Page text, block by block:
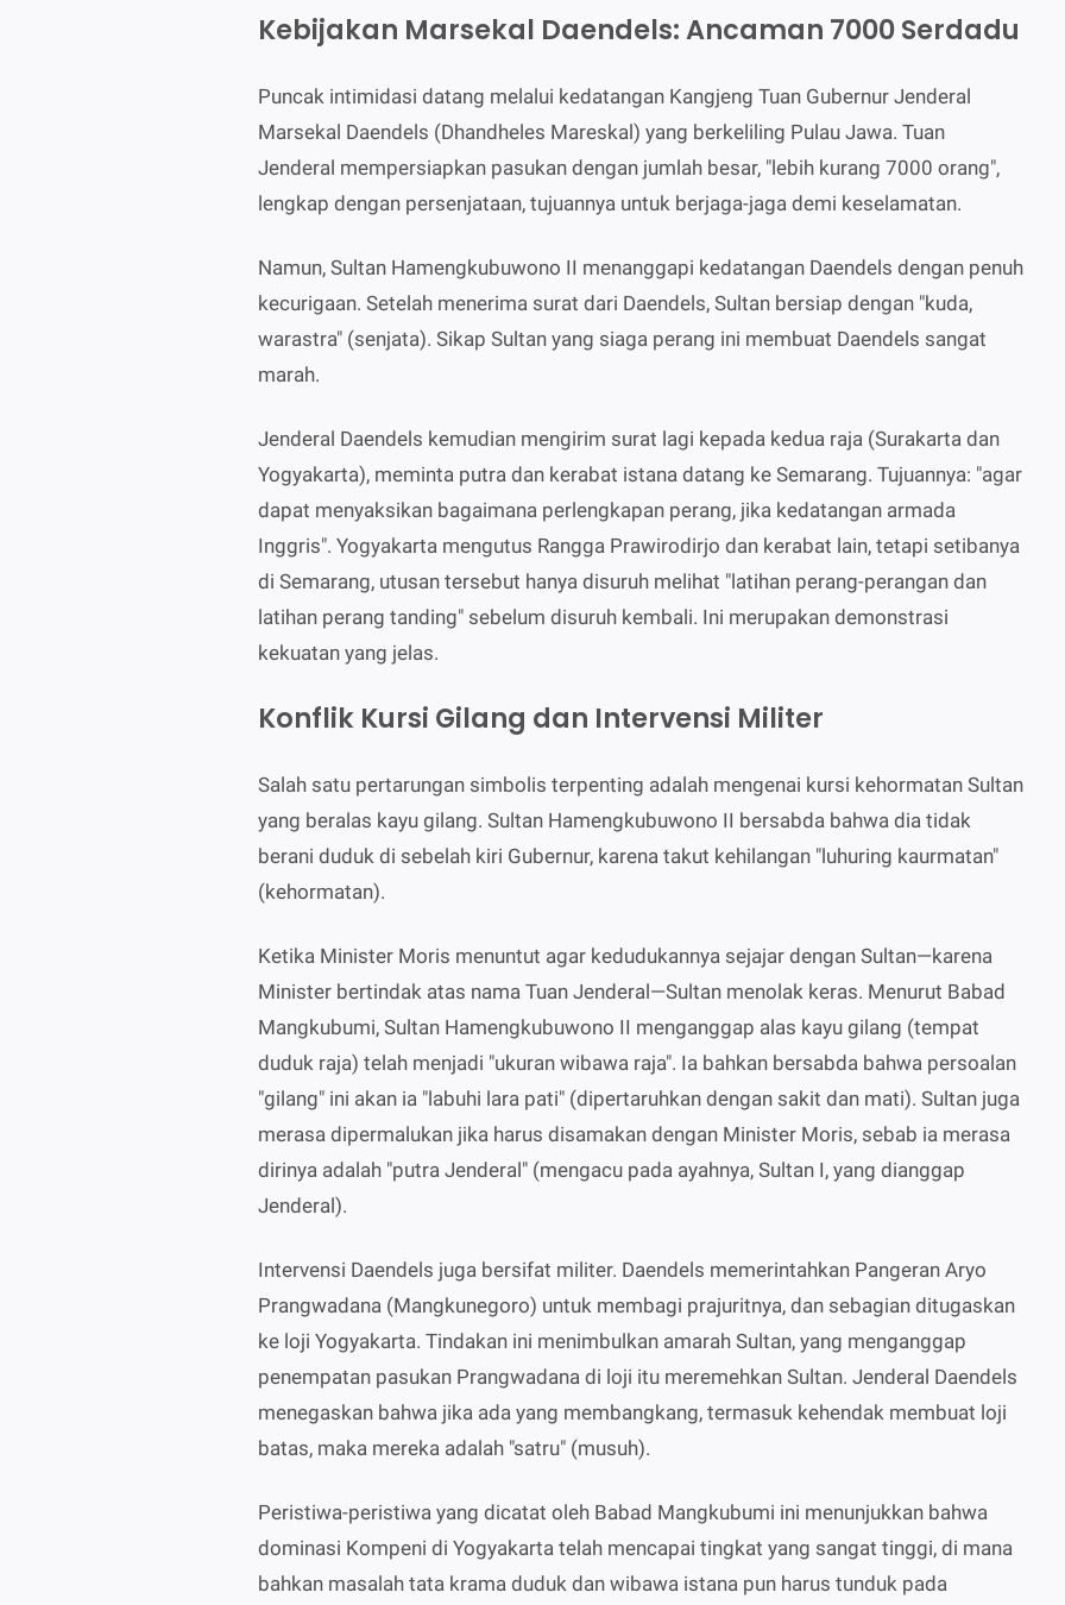
Kebijakan Marsekal Daendels: Ancaman 7000 Serdadu
Puncak intimidasi datang melalui kedatangan Kangjeng Tuan Gubernur Jenderal
Marsekal Daendels (Dhandheles Mareskal) yang berkeliling Pulau Jawa. Tuan
Jenderal mempersiapkan pasukan dengan jumlah besar, "lebih kurang 7000 orang",
lengkap dengan persenjataan, tujuannya untuk berjaga-jaga demi keselamatan.
Namun, Sultan Hamengkubuwono II menanggapi kedatangan Daendels dengan penuh
kecurigaan. Setelah menerima surat dari Daendels, Sultan bersiap dengan "kuda,
warastra" (senjata). Sikap Sultan yang siaga perang ini membuat Daendels sangat
marah.
Jenderal Daendels kemudian mengirim surat lagi kepada kedua raja (Surakarta dan
Yogyakarta), meminta putra dan kerabat istana datang ke Semarang. Tujuannya: "agar
dapat menyaksikan bagaimana perlengkapan perang, jika kedatangan armada
Inggris". Yogyakarta mengutus Rangga Prawirodirjo dan kerabat lain, tetapi setibanya
di Semarang, utusan tersebut hanya disuruh melihat "latihan perang-perangan dan
latihan perang tanding" sebelum disuruh kembali. Ini merupakan demonstrasi
kekuatan yang jelas.
Konflik Kursi Gilang dan Intervensi Militer
Salah satu pertarungan simbolis terpenting adalah mengenai kursi kehormatan Sultan
yang beralas kayu gilang. Sultan Hamengkubuwono II bersabda bahwa dia tidak
berani duduk di sebelah kiri Gubernur, karena takut kehilangan "luhuring kaurmatan"
(kehormatan).
Ketika Minister Moris menuntut agar kedudukannya sejajar dengan Sultan—karena
Minister bertindak atas nama Tuan Jenderal—Sultan menolak keras. Menurut Babad
Mangkubumi, Sultan Hamengkubuwono II menganggap alas kayu gilang (tempat
duduk raja) telah menjadi "ukuran wibawa raja". Ia bahkan bersabda bahwa persoalan
"gilang" ini akan ia "labuhi lara pati" (dipertaruhkan dengan sakit dan mati). Sultan juga
merasa dipermalukan jika harus disamakan dengan Minister Moris, sebab ia merasa
dirinya adalah "putra Jenderal" (mengacu pada ayahnya, Sultan I, yang dianggap
Jenderal).
Intervensi Daendels juga bersifat militer. Daendels memerintahkan Pangeran Aryo
Prangwadana (Mangkunegoro) untuk membagi prajuritnya, dan sebagian ditugaskan
ke loji Yogyakarta. Tindakan ini menimbulkan amarah Sultan, yang menganggap
penempatan pasukan Prangwadana di loji itu meremehkan Sultan. Jenderal Daendels
menegaskan bahwa jika ada yang membangkang, termasuk kehendak membuat loji
batas, maka mereka adalah "satru" (musuh).
Peristiwa-peristiwa yang dicatat oleh Babad Mangkubumi ini menunjukkan bahwa
dominasi Kompeni di Yogyakarta telah mencapai tingkat yang sangat tinggi, di mana
bahkan masalah tata krama duduk dan wibawa istana pun harus tunduk pada